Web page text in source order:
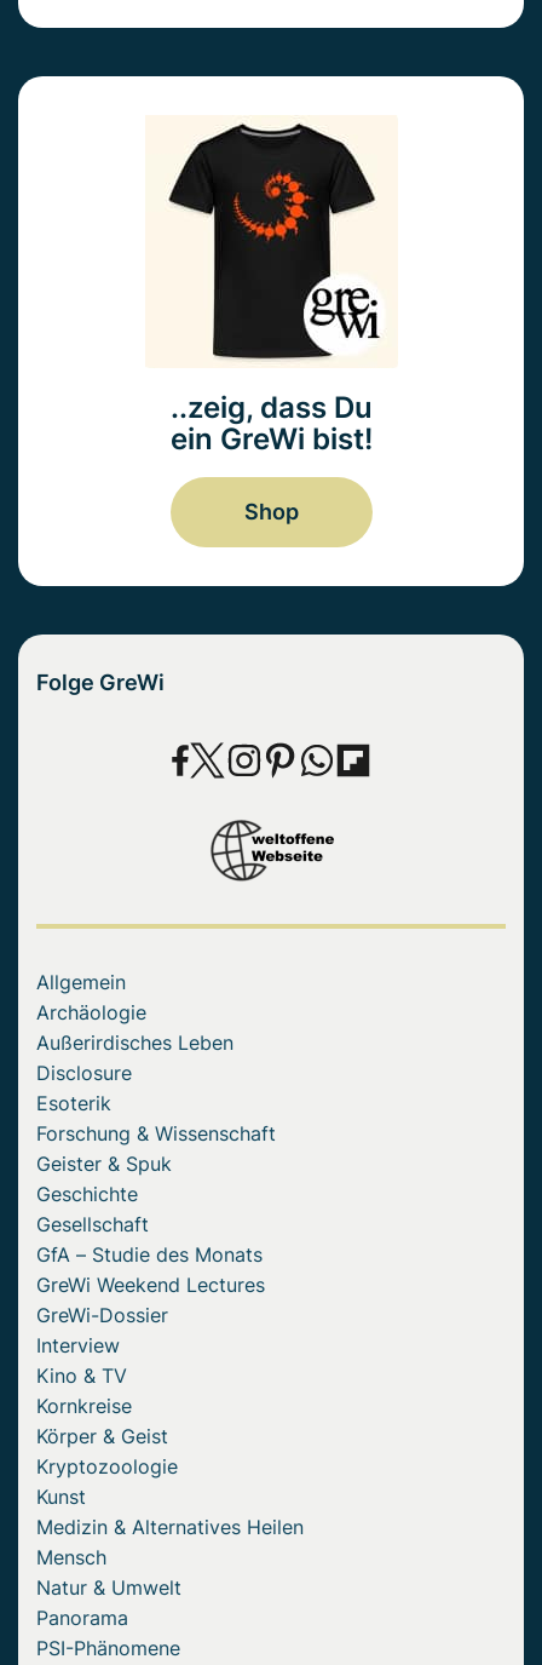
..zeig, dass Du
ein GreWi bist!
Shop
Folge GreWi
Allgemein
Archäologie
Außerirdisches Leben
Disclosure
Esoterik
Forschung & Wissenschaft
Geister & Spuk
Geschichte
Gesellschaft
GfA – Studie des Monats
GreWi Weekend Lectures
GreWi-Dossier
Interview
Kino & TV
Kornkreise
Körper & Geist
Kryptozoologie
Kunst
Medizin & Alternatives Heilen
Mensch
Natur & Umwelt
Panorama
PSI-Phänomene